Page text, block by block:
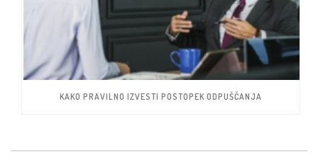
KAKO PRAVILNO IZVESTI POSTOPEK ODPUŠČANJA